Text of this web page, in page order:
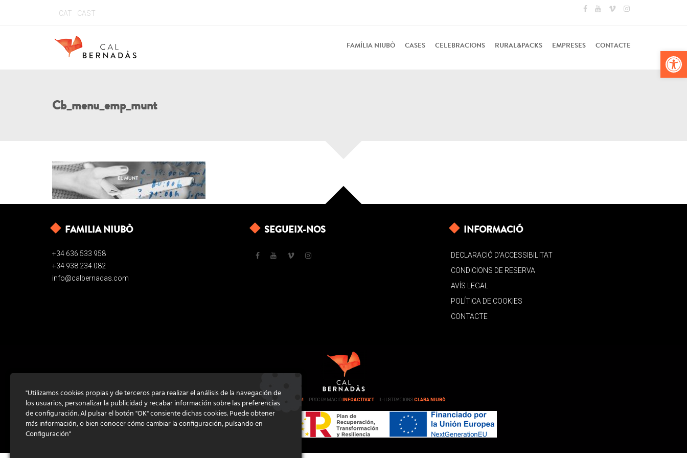
CAT CAST
FAMÍLIA NIUBÒ CASES CELEBRACIONS RURAL&PACKS EMPRESES CONTACTE
Cb_menu_emp_munt
FAMILIA NIUBÒ
+34 636 533 958
+34 938 234 082
info@calbernadas.com
SEGUEIX-NOS INFORMACIÓ
DECLARACIÓ D’ACCESSIBILITAT
CONDICIONS DE RESERVA
AVÍS LEGAL
POLÍTICA DE COOKIES
CONTACTE
DISSENY GRATSTUDIO.COM PROGRAMACIÓ INFOACTIVA'T IL·LUSTRACIONS CLARA NIUBÒ
"Utilizamos cookies propias y de terceros para realizar el análisis de la navegación de
los usuarios, personalizar la publicidad y recabar información sobre las preferencias
de configuración. Al pulsar el botón "OK" consiente dichas cookies. Puede obtener
más información, o bien conocer cómo cambiar la configuración, pulsando en
Configuración"